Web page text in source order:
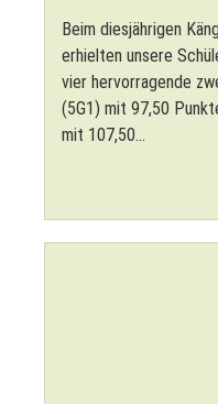
Beim diesjährigen
erhielten unsere
vier hervorragende
(5G1) mit 97,50
mit 107,50...